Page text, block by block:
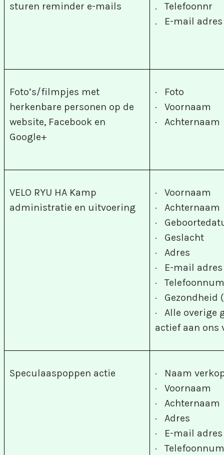
sturen reminder e-mails
. Telefoonnr
. E-mail adres
Foto’s/filmpjes met
herkenbare personen op de
website, Facebook en
Google+
· Foto
· Voornaam
· Achternaam
VELO RYU HA Kamp
administratie en uitvoering
· Voornaam
· Achternaam
·
· Geslacht
· Adres
· E-mail adres
·
·
· Alle overige
actief aan ons
Speculaaspoppen actie
· Naam
· Voornaam
· Achternaam
· Adres
· E-mail adres
·